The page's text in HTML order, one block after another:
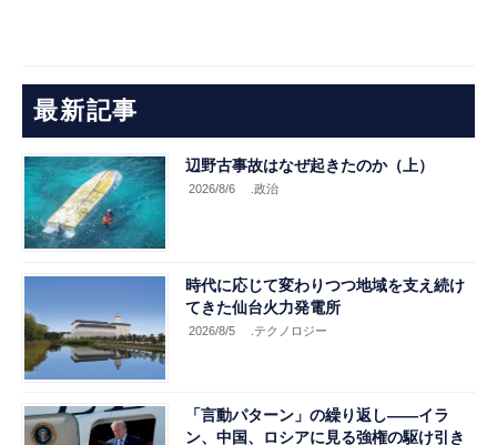
最新記事
辺野古事故はなぜ起きたのか（上）
2026/8/6 .政治
時代に応じて変わりつつ地域を支え続け
てきた仙台火力発電所
2026/8/5 .テクノロジー
「言動パターン」の繰り返し――イラ
ン、中国、ロシアに見る強権の駆け引き